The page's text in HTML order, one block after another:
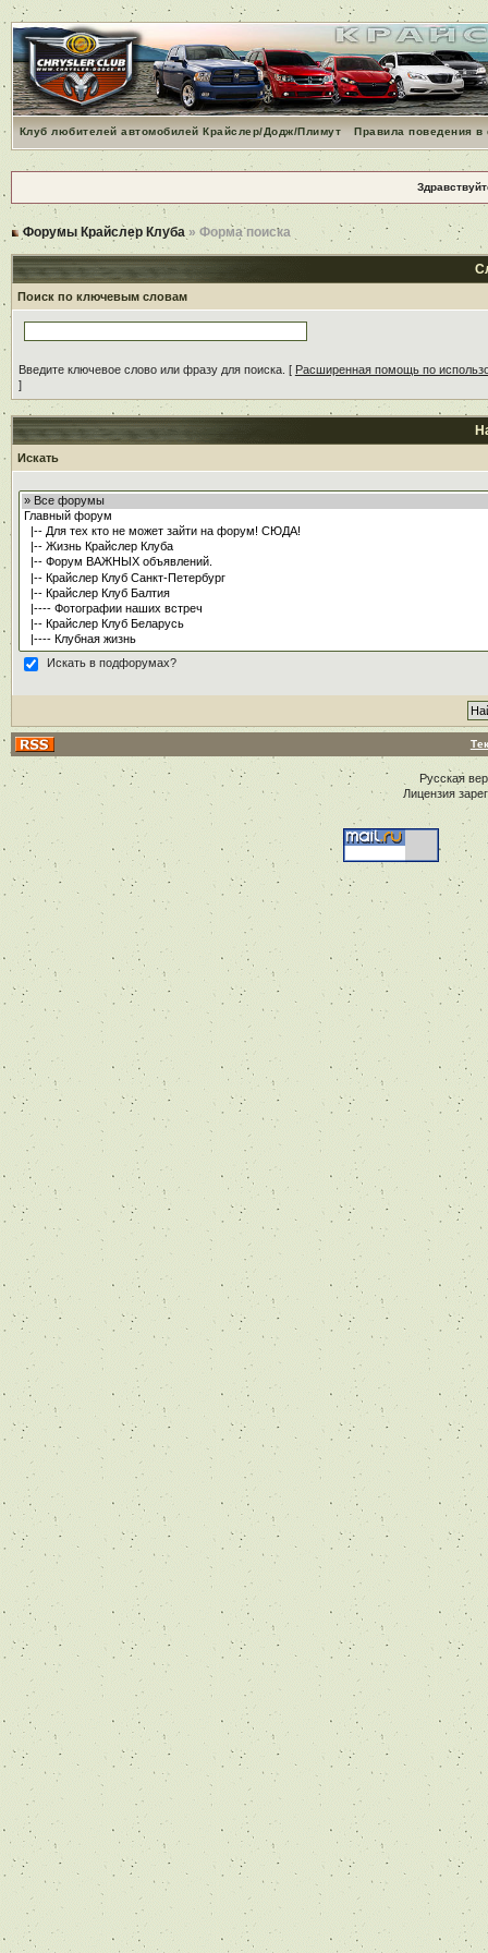
Клуб любителей автомобилей Крайслер/Додж/Плимут Правила поведения
Форумы Крайслер Клуба » Форма поиска
Поиск по ключевым словам
Введите ключевое слово или фразу для поиска. [ Расширенная помощь по
]
Искать
Искать в подфорумах?
Русская
Лицензия